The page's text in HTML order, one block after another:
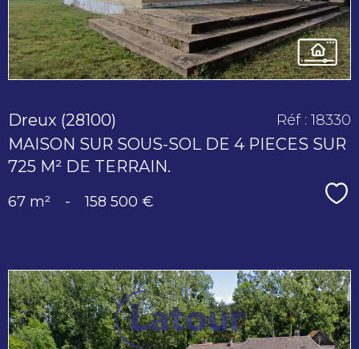
Dreux (28100)
MAISON SUR SOUS-SOL DE 4 PIECES SUR
725 M² DE TERRAIN.
Réf : 18330
67 m² - 158 500 €